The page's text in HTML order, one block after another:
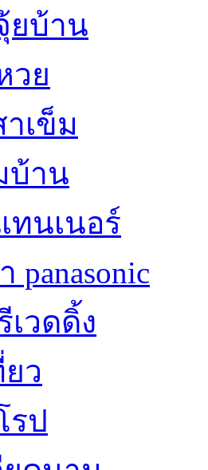
ยบ้าน
วย
เข็ม
บ้าน
ทนเนอร์
panasonic
เวดดิ้ง
ว
รป